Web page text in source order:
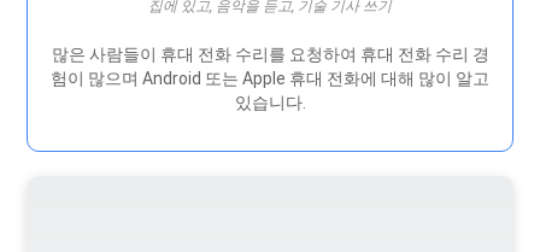
집에 있고, 음악을 듣고, 기술 기사 쓰기
많은 사람들이 휴대 전화 수리를 요청하여 휴대 전화 수리 경
험이 많으며 Android 또는 Apple 휴대 전화에 대해 많이 알고
있습니다.